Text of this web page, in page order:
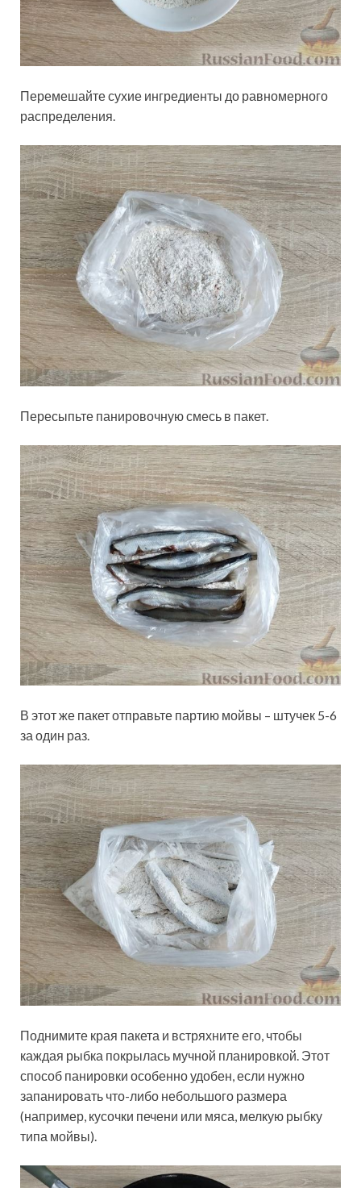
Перемешайте сухие ингредиенты до равномерного
распределения.
Пересыпьте панировочную смесь в пакет.
В этот же пакет отправьте партию мойвы – штучек 5-6
за один раз.
Поднимите края пакета и встряхните его, чтобы
каждая рыбка покрылась мучной планировкой. Этот
способ панировки особенно удобен, если нужно
запанировать что-либо небольшого размера
(например, кусочки печени или мяса, мелкую рыбку
типа мойвы).